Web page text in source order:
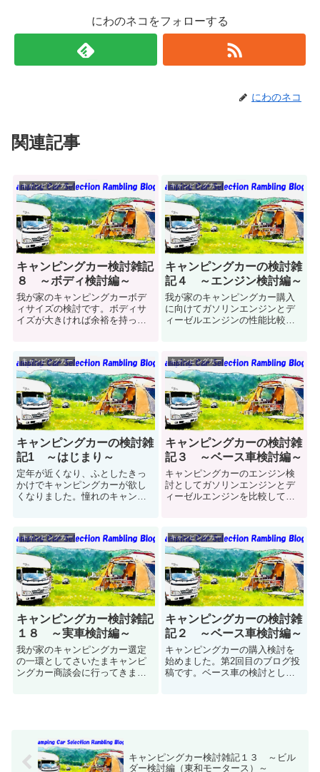
にわのネコをフォローする
にわのネコ
関連記事
キャンピングカー
キャンピングカー検討雑記
８ ～ボディ検討編～
我が家のキャンピングカーボデ
ィサイズの検討です。ボディサ
イズが大きければ余裕を持った
い、走行安定性が悪い等のデメ
リットが出てきます。我が家の
キャンピングカーにはどんな大
きさのボディが良いのかを検討
してみます。
キャンピングカー
キャンピングカーの検討雑
記４ ～エンジン検討編～
我が家のキャンピングカー購入
に向けてガソリンエンジンとデ
ィーゼルエンジンの性能比較を
が向いているのでしょうか？
キャンピングカー
キャンピングカーの検討雑
記1 ～はじまり～
定年が近くなり、ふとしたきっ
かけでキャンピングカーが欲し
くなりました。憧れのキャンピ
ャンピングカーの種類は何にな
るのかの検討を行いました。
キャンピングカー
キャンピングカーの検討雑
記３ ～ベース車検討編～
キャンピングカーのエンジン検
討としてガソリンエンジンとデ
ィーゼルエンジンを比較してき
ディーゼルエンジンのどちらが
向いているのかの選定結論を行
います。
キャンピングカー
キャンピングカー検討雑記
１８ ～実車検討編～
我が家のキャンピングカー選定
の一環としてさいたまキャンピ
ングカー商談会に行ってきまし
キャンピングカー
キャンピングカーの検討雑
記２ ～ベース車検討編～
キャンピングカーの購入検討を
始めました。第2回目のブログ投
稿です。ベース車の検討として
キャンピングカー検討雑記１３ ～ビル
ダー検討編（東和モータース）～